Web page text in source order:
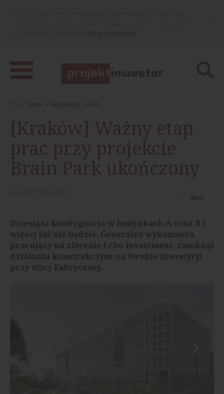
Home Aktualności Biura
[Kraków] Ważny etap
prac przy projekcie
Brain Park ukończony
Wróć
Dziesiąta kondygnacja w budynkach A oraz B i
więcej już nie będzie. Generalny wykonawca
pracujący na zlecenie Echo Investment, zamknął
działania konstrukcyjne na terenie inwestycji
przy ulicy Fabrycznej.